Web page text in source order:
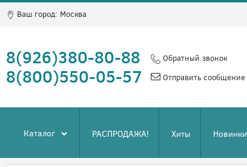
Ваш город: Москва
8(926)380-80-88
8(800)550-05-57
Обратный звонок
Отправить сообщение
Каталог РАСПРОДАЖА! Хиты Новинки